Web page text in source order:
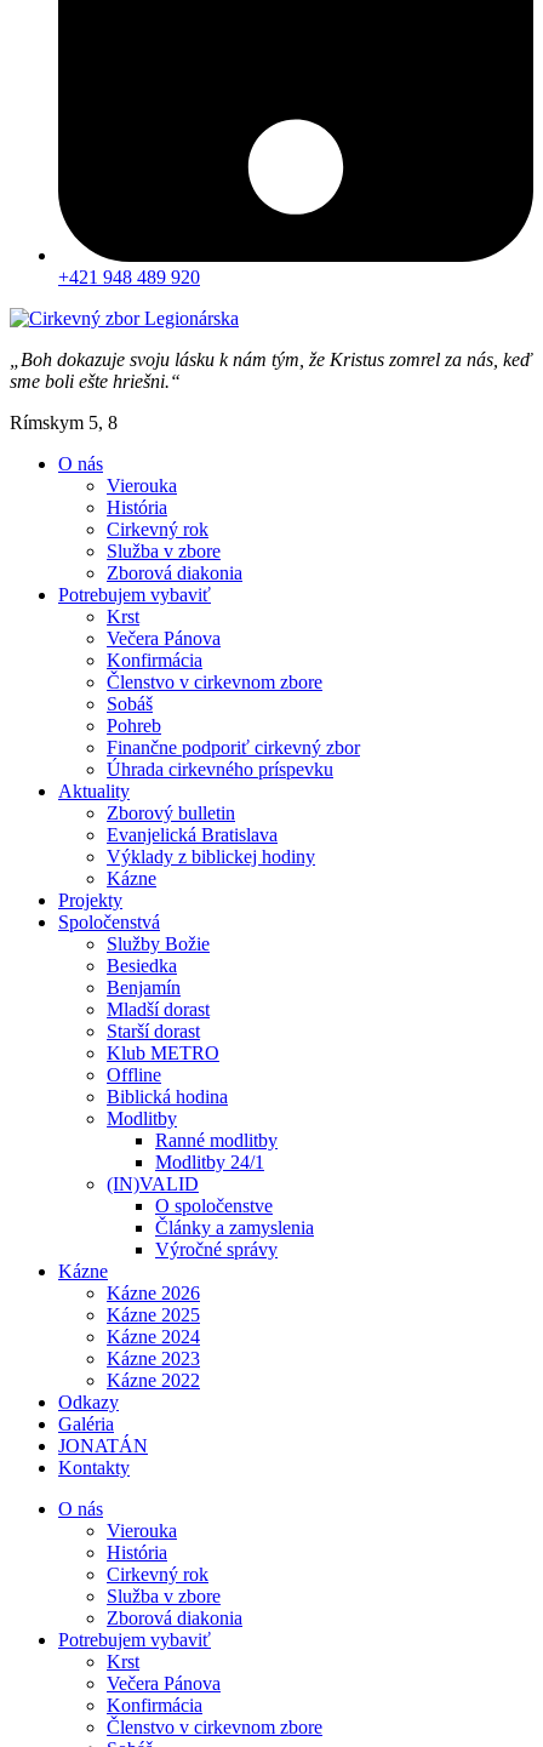
+421 948 489 920
„Boh dokazuje svoju lásku k nám tým, že Kristus zomrel za nás, keď
sme boli ešte hriešni.“
Rímskym 5, 8
O nás
Vierouka
História
Cirkevný rok
Služba v zbore
Zborová diakonia
Potrebujem vybaviť
Krst
Večera Pánova
Konfirmácia
Členstvo v cirkevnom zbore
Sobáš
Pohreb
Finančne podporiť cirkevný zbor
Úhrada cirkevného príspevku
Aktuality
Zborový bulletin
Evanjelická Bratislava
Výklady z biblickej hodiny
Kázne
Projekty
Spoločenstvá
Služby Božie
Besiedka
Benjamín
Mladší dorast
Starší dorast
Klub METRO
Offline
Biblická hodina
Modlitby
Ranné modlitby
Modlitby 24/1
(IN)VALID
O spoločenstve
Články a zamyslenia
Výročné správy
Kázne
Kázne 2026
Kázne 2025
Kázne 2024
Kázne 2023
Kázne 2022
Odkazy
Galéria
JONATÁN
Kontakty
O nás
Vierouka
História
Cirkevný rok
Služba v zbore
Zborová diakonia
Potrebujem vybaviť
Krst
Večera Pánova
Konfirmácia
Členstvo v cirkevnom zbore